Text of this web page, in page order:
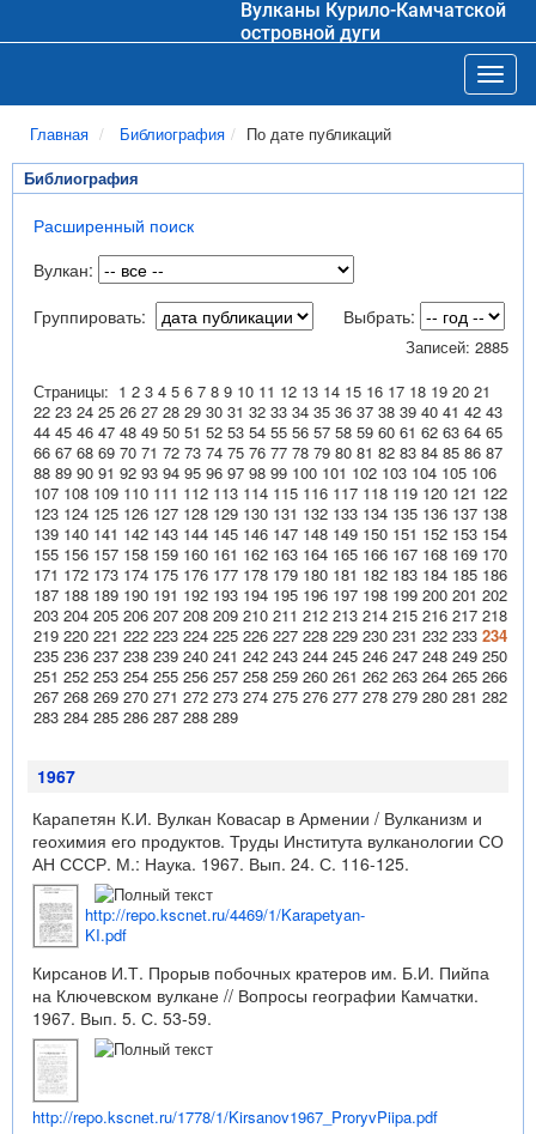
Вулканы Курило-Камчатской
островной дуги
Главная Библиография По дате публикаций
Библиография
Расширенный поиск
Вулкан:
Группировать:
Выбрать:
Записей: 2885
Страницы: 1 2 3 4 5 6 7 8 9 10 11 12 13 14 15 16 17 18 19 20 21
22 23 24 25 26 27 28 29 30 31 32 33 34 35 36 37 38 39 40 41 42 43
44 45 46 47 48 49 50 51 52 53 54 55 56 57 58 59 60 61 62 63 64 65
66 67 68 69 70 71 72 73 74 75 76 77 78 79 80 81 82 83 84 85 86 87
88 89 90 91 92 93 94 95 96 97 98 99 100 101 102 103 104 105 106
107 108 109 110 111 112 113 114 115 116 117 118 119 120 121 122
123 124 125 126 127 128 129 130 131 132 133 134 135 136 137 138
139 140 141 142 143 144 145 146 147 148 149 150 151 152 153 154
155 156 157 158 159 160 161 162 163 164 165 166 167 168 169 170
171 172 173 174 175 176 177 178 179 180 181 182 183 184 185 186
187 188 189 190 191 192 193 194 195 196 197 198 199 200 201 202
203 204 205 206 207 208 209 210 211 212 213 214 215 216 217 218
219 220 221 222 223 224 225 226 227 228 229 230 231 232 233 234
235 236 237 238 239 240 241 242 243 244 245 246 247 248 249 250
251 252 253 254 255 256 257 258 259 260 261 262 263 264 265 266
267 268 269 270 271 272 273 274 275 276 277 278 279 280 281 282
283 284 285 286 287 288 289
1967
Карапетян К.И. Вулкан Ковасар в Армении / Вулканизм и
геохимия его продуктов. Труды Института вулканологии СО
АН СССР. М.: Наука. 1967. Вып. 24. С. 116-125.
http://repo.kscnet.ru/4469/1/Karapetyan-
KI.pdf
Кирсанов И.Т. Прорыв побочных кратеров им. Б.И. Пийпа
на Ключевском вулкане // Вопросы географии Камчатки.
1967. Вып. 5. С. 53-59.
http://repo.kscnet.ru/1778/1/Kirsanov1967_ProryvPiipa.pdf